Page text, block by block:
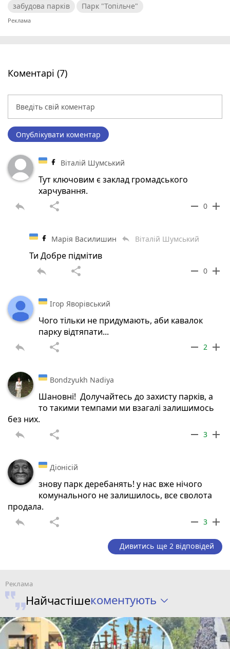
забудова парків Парк "Топільче"
Коментарі (7)
Опублікувати коментар
Віталій Шумський
Тут ключовим є заклад громадського
харчування.
reply share remove 0 add
Марія Василишин reply Віталій Шумський
Ти Добре підмітив
reply share remove 0 add
Ігор Яворівський
Чого тільки не придумають, аби кавалок
парку відтяпати...
reply share remove 2 add
Bondzyukh Nadiya
Шановні! Долучайтесь до захисту парків, а
то такими темпами ми взагалі залишимось
без них.
reply share remove 3 add
Діонісій
знову парк деребанять! у нас вже нічого
комунального не залишилось, все сволота
продала.
reply share remove 3 add
Дивитись ще 2 відповідей
Найчастішекоментують